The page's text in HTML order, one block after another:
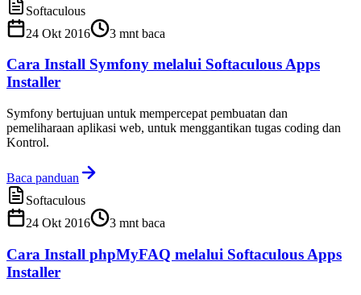
Softaculous
24 Okt 2016
3 mnt baca
Cara Install Symfony melalui Softaculous Apps
Installer
Symfony bertujuan untuk mempercepat pembuatan dan
pemeliharaan aplikasi web, untuk menggantikan tugas coding dan
Kontrol.
Baca panduan
Softaculous
24 Okt 2016
3 mnt baca
Cara Install phpMyFAQ melalui Softaculous Apps
Installer